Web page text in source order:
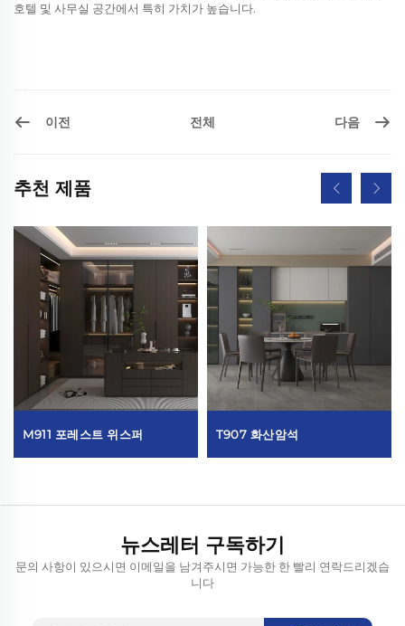
호텔 및 사무실 공간에서 특히 가치가 높습니다.
이전 전체 다음
추천 제품
M911 포레스트 위스퍼 T907 화산암석
뉴스레터 구독하기
문의 사항이 있으시면 이메일을 남겨주시면 가능한 한 빨리 연락드리겠습
니다